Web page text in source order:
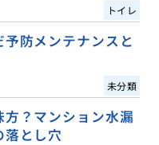
トイレ
防メンテナンスと
未分類
？マンション水漏
とし穴